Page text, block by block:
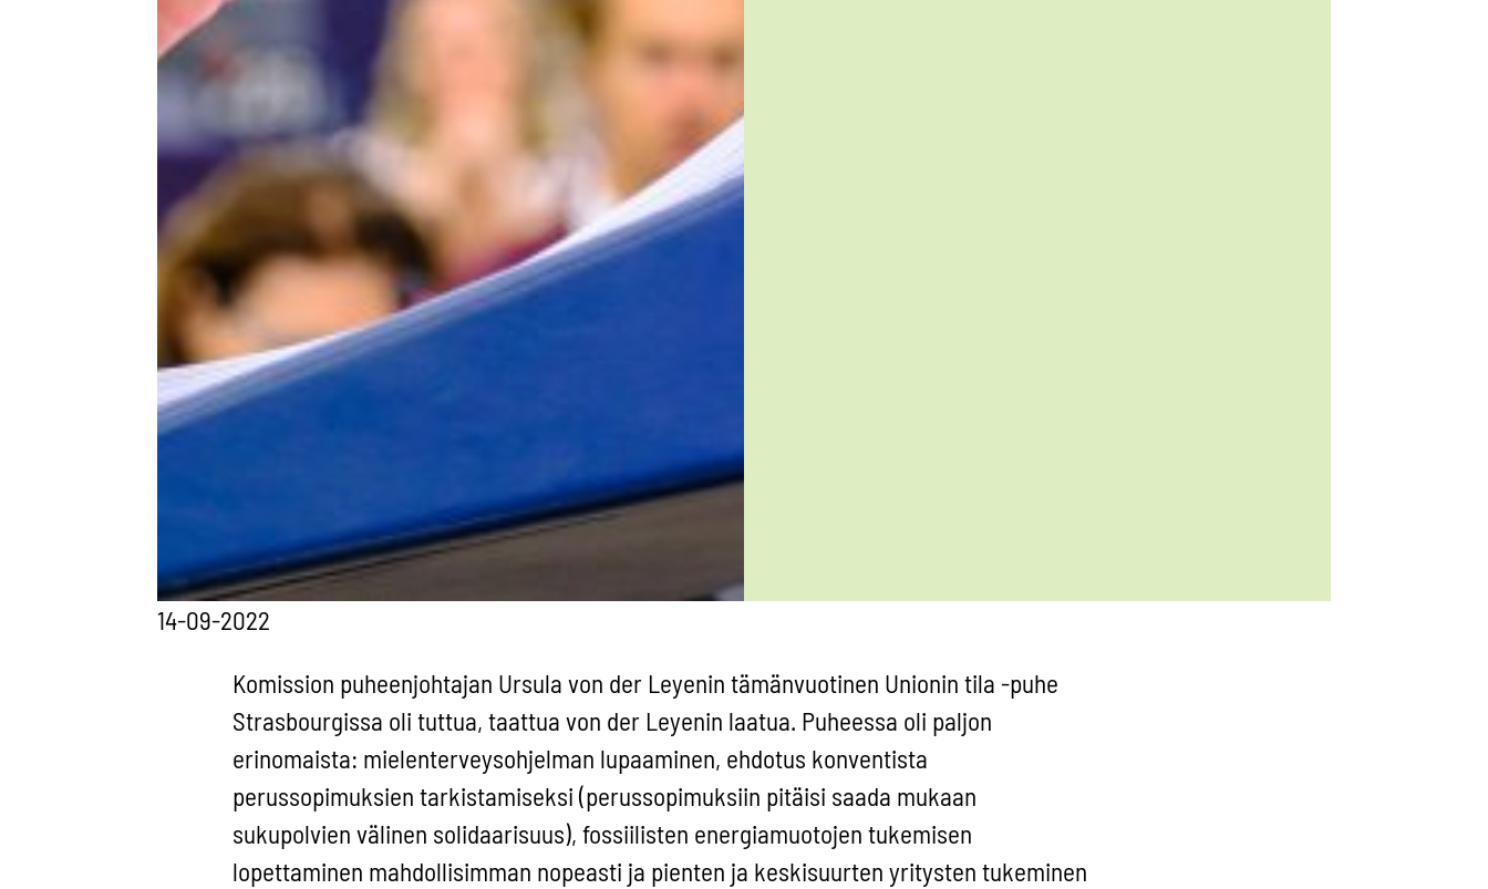
14-09-2022
Komission puheenjohtajan Ursula von der Leyenin tämänvuotinen Unionin tila -puhe
Strasbourgissa oli tuttua, taattua von der Leyenin laatua. Puheessa oli paljon
erinomaista: mielenterveysohjelman lupaaminen, ehdotus konventista
perussopimuksien tarkistamiseksi (perussopimuksiin pitäisi saada mukaan
sukupolvien välinen solidaarisuus), fossiilisten energiamuotojen tukemisen
lopettaminen mahdollisimman nopeasti ja pienten ja keskisuurten yritysten tukeminen